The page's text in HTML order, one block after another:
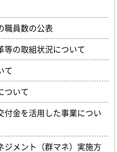
職員数の公表
等の取組状況について
て
ついて
付金を活用した事業につい
ジメント（群マネ）実施方